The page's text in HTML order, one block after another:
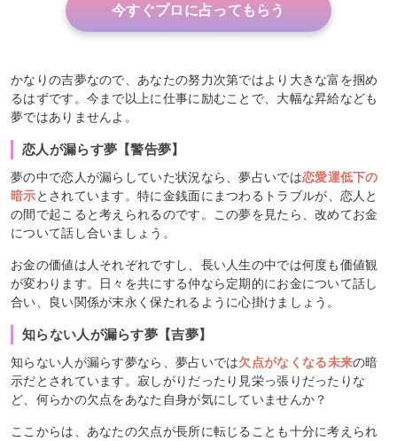
今すぐプロに占ってもらう
かなりの吉夢なので、あなたの努力次第ではより大きな富を掴め
るはずです。今まで以上に仕事に励むことで、大幅な昇給なども
夢ではありませんよ。
恋人が漏らす夢【警告夢】
夢の中で恋人が漏らしていた状況なら、夢占いでは恋愛運低下の
暗示とされています。特に金銭面にまつわるトラブルが、恋人と
の間で起こると考えられるのです。この夢を見たら、改めてお金
について話し合いましょう。
お金の価値は人それぞれですし、長い人生の中では何度も価値観
が変わります。日々を共にする仲なら定期的にお金について話し
合い、良い関係が末永く保たれるように心掛けましょう。
知らない人が漏らす夢【吉夢】
知らない人が漏らす夢なら、夢占いでは欠点がなくなる未来の暗
示だとされています。寂しがりだったり見栄っ張りだったりな
ど、何らかの欠点をあなた自身が気にしていませんか？
ここからは、あなたの欠点が長所に転じることも十分に考えられ